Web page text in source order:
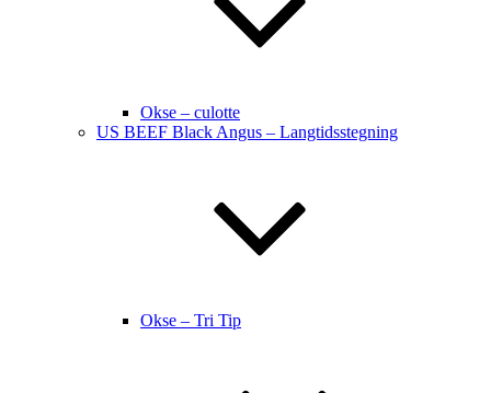
Okse – culotte
US BEEF Black Angus – Langtidsstegning
Okse – Tri Tip